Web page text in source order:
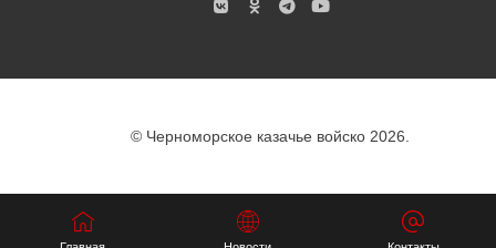
© Черноморское казачье войско 2026.